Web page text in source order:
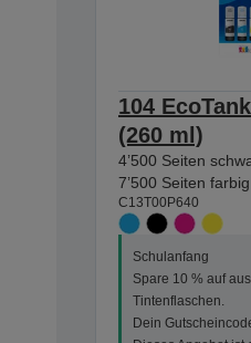
104
(260 ml)
4’500 Seiten
7’500 Seiten farbig
C13T00P640
Schulanfang
Spare 10 % auf
Tintenflaschen.
Dein